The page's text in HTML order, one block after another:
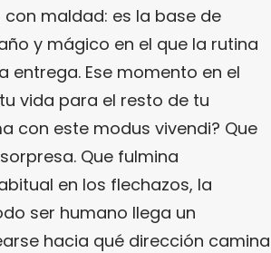
con maldad: es la base de
y mágico en el que la rutina
entrega. Ese momento en el
vida para el resto de tu
con este modus vivendi? Que
Que fulmina
en los flechazos, la
ser humano llega un
hacia qué dirección camina